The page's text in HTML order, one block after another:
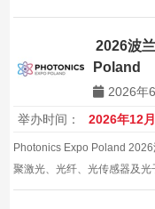
2026波
Poland
2026年
举办时间：
2026年12
Photonics Expo Poland
聚激光、光纤、光传感器及
要的光子技术行业贸易展会。